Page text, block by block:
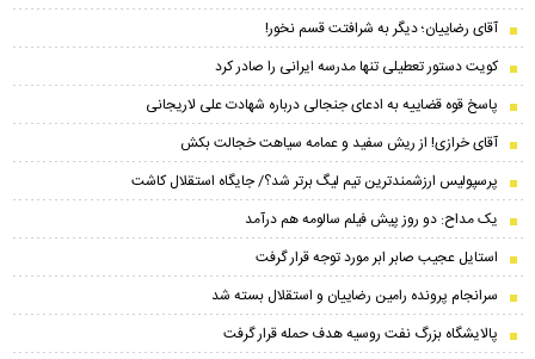
آقای رضاییان؛ دیگر به شرافتت قسم نخور!
کویت دستور تعطیلی تنها مدرسه ایرانی را صادر کرد
پاسخ قوه قضاییه به ادعای جنجالی درباره شهادت علی لاریجانی
آقای خرازی! از ریش سفید و عمامه سیاهت خجالت بکش
پرسپولیس ارزشمندترین تیم لیگ برتر شد؟/ جایگاه استقلال کاشت
یک مداح: دو روز پیش فیلم سالومه هم درآمد
استایل عجیب صابر ابر مورد توجه قرار گرفت
سرانجام پرونده رامین رضاییان و استقلال بسته شد
پالایشگاه بزرگ نفت روسیه هدف حمله قرار گرفت